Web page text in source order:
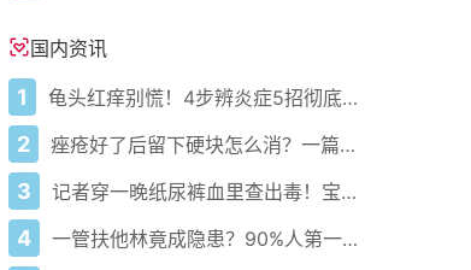
国内资讯
1 龟头红痒别慌！4步辨炎症5招彻底防复发
2 痤疮好了后留下硬块怎么消？一篇给你讲明白！
3 记者穿一晚纸尿裤血里查出毒！宝宝血液浓度竟是成人的5倍？
4 一管扶他林竟成隐患？90%人第一步就错了！